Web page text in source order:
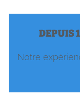
DEPUIS
Notre